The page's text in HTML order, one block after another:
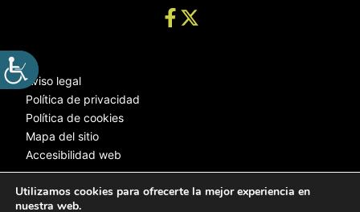
Aviso legal
Política de privacidad
Política de cookies
Mapa del sitio
Accesibilidad web
Utilizamos cookies para ofrecerte la mejor experiencia en
nuestra web.